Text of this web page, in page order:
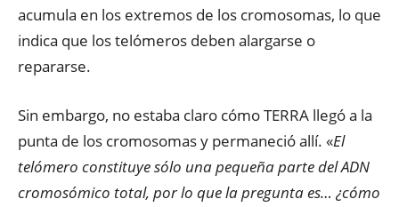
acumula en los extremos de los cromosomas, lo que
indica que los telómeros deben alargarse o
repararse.
Sin embargo, no estaba claro cómo TERRA llegó a la
punta de los cromosomas y permaneció allí. «El
telómero constituye sólo una pequeña parte del ADN
cromosómico total, por lo que la pregunta es… ¿cómo